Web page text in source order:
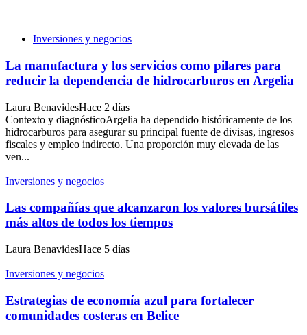
Inversiones y negocios
La manufactura y los servicios como pilares para
reducir la dependencia de hidrocarburos en Argelia
Laura BenavidesHace 2 días
Contexto y diagnósticoArgelia ha dependido históricamente de los
hidrocarburos para asegurar su principal fuente de divisas, ingresos
fiscales y empleo indirecto. Una proporción muy elevada de las
ven...
Inversiones y negocios
Las compañías que alcanzaron los valores bursátiles
más altos de todos los tiempos
Laura BenavidesHace 5 días
Inversiones y negocios
Estrategias de economía azul para fortalecer
comunidades costeras en Belice